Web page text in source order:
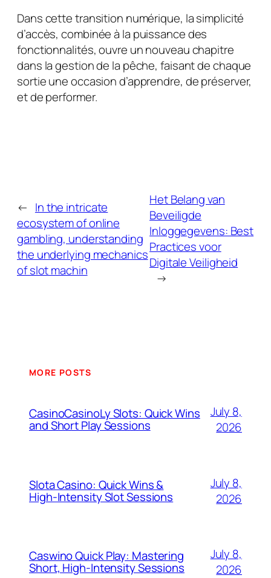
Dans cette transition numérique, la simplicité
d’accès, combinée à la puissance des
fonctionnalités, ouvre un nouveau chapitre
dans la gestion de la pêche, faisant de chaque
sortie une occasion d’apprendre, de préserver,
et de performer.
← In the intricate
ecosystem of online
gambling, understanding
the underlying mechanics
of slot machin
Het Belang van
Beveiligde
Inloggegevens: Best
Practices voor
Digitale Veiligheid
→
MORE POSTS
CasinoCasinoLy Slots: Quick Wins
and Short Play Sessions
July 8,
2026
Slota Casino: Quick Wins &
High‑Intensity Slot Sessions
July 8,
2026
Caswino Quick Play: Mastering
Short, High‑Intensity Sessions
July 8,
2026